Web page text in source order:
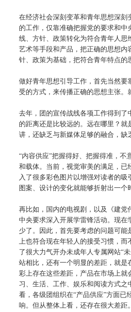
在经济社会深刻变革和青年思想深
的工作，仅靠准确把握党的要求和
线、方针、政策转化为符合青年人思
艺术等手段和产品，把正确的思想
针、政策为基础，把符合青年特点的
做好青年思想引导工作，首先当然
受的方式，来传播正确的思想主张
去年，团的宣传战线各项工作得到
的距离还是比较远的。远在哪里？
讲，还缺乏与新媒体足够的融合，
“内容供应”把握得好、把握得准，
和载体。当前，视觉审美的满足，
入了很多彩色图片以增强对读者的
图案、设计的变化就能够折射出一
再比如，国内的电视剧，以及《建
中央要求深入开展学雷锋活动。现
少了。因此，首先要考虑的问题可
上也符合现在年轻人的接受习惯，
了很大力气开办未成年人专属网站“
站相比，还有一个明显的差距，就
彩上存在这些差距，产品在市场上
习、生活、工作、娱乐和阅读方式之
看，各级团组织在“产品供应”方面
响。但从整体上看，还存在很大差距